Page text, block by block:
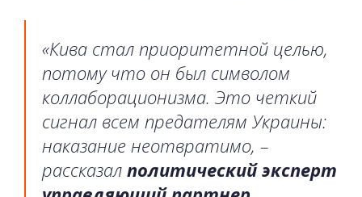
«Кива стал приоритетной целью,
потому что он был символом
коллаборационизма. Это четкий
сигнал всем предателям Украины:
наказание неотвратимо, –
рассказал политический эксперт